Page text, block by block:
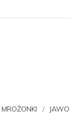
MROŻONKI JAWO